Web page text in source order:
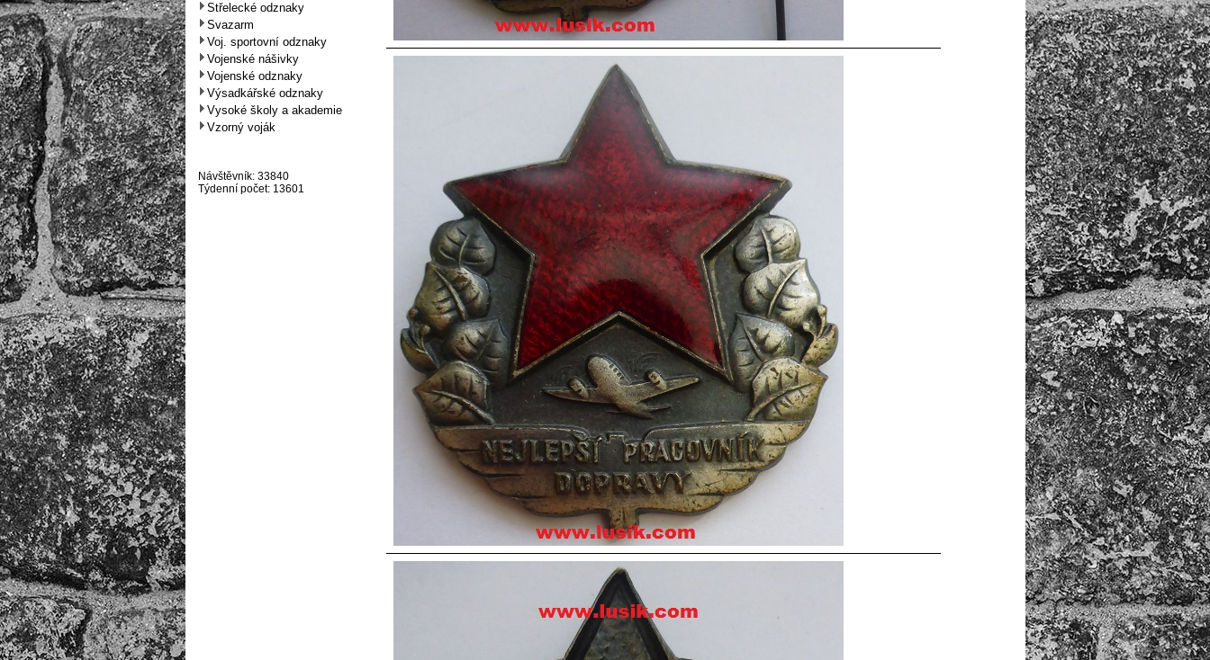
Střelecké odznaky
Svazarm
Voj. sportovní odznaky
Vojenské nášivky
Vojenské odznaky
Výsadkářské odznaky
Vysoké školy a akademie
Vzorný voják
Návštěvník: 33840
Týdenní počet: 13601